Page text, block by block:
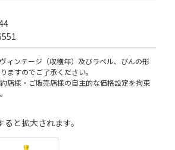
ィンテージ（収穫年）及びラベル、びんの形
ますのでご了承ください。
店様・ご販売店様の自主的な価格設定を拘束
と拡大されます。